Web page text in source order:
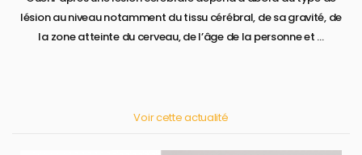
lésion au niveau notamment du tissu cérébral, de sa gravité, de
la zone atteinte du cerveau, de l’âge de la personne et ...
Voir cette actualité